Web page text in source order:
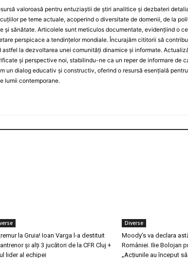
valoroasă pentru entuziaștii de știri analitice și dezbateri
pe teme actuale, acoperind o diversitate de domenii, de la
și sănătate. Articolele sunt meticulos documentate, evidențiind o
perspicace a tendințelor mondiale. Încurajăm cititorii să
la dezvoltarea unei comunități dinamice și informate.
și perspective noi, stabilindu-ne ca un reper de informare de
un dialog educativ și constructiv, oferind o resursă esențială
lumii contemporane.
la Gruia! Ioan Varga l-a destituit
și alți 3 jucători de la CFR Cluj +
lider al echipei
Diverse
Moody’s va declara
României. Ilie Bolojan
„Acțiunile au început